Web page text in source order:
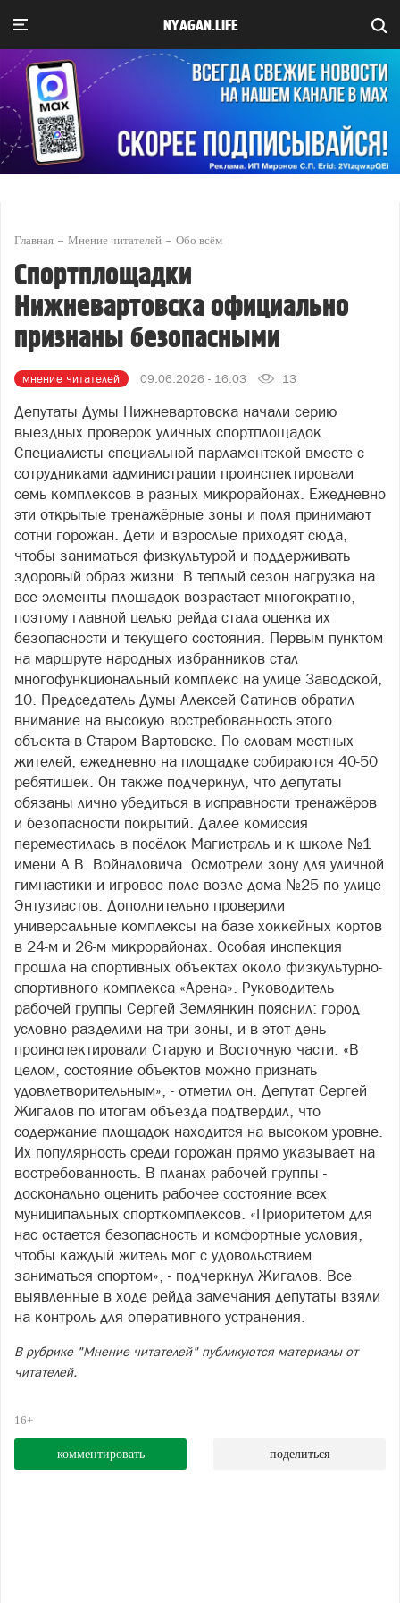
NYAGAN.LIFE
Главная Мнение читателей Обо всём
Спортплощадки
Нижневартовска официально
признаны безопасными
мнение читателей 09.06.2026 - 16:03 13
Депутаты Думы Нижневартовска начали серию
выездных проверок уличных спортплощадок.
Специалисты специальной парламентской вместе с
сотрудниками администрации проинспектировали
семь комплексов в разных микрорайонах. Ежедневно
эти открытые тренажёрные зоны и поля принимают
сотни горожан. Дети и взрослые приходят сюда,
чтобы заниматься физкультурой и поддерживать
здоровый образ жизни. В теплый сезон нагрузка на
все элементы площадок возрастает многократно,
поэтому главной целью рейда стала оценка их
безопасности и текущего состояния. Первым пунктом
на маршруте народных избранников стал
многофункциональный комплекс на улице Заводской,
10. Председатель Думы Алексей Сатинов обратил
внимание на высокую востребованность этого
объекта в Старом Вартовске. По словам местных
жителей, ежедневно на площадке собираются 40-50
ребятишек. Он также подчеркнул, что депутаты
обязаны лично убедиться в исправности тренажёров
и безопасности покрытий. Далее комиссия
переместилась в посёлок Магистраль и к школе №1
имени А.В. Войналовича. Осмотрели зону для уличной
гимнастики и игровое поле возле дома №25 по улице
Энтузиастов. Дополнительно проверили
универсальные комплексы на базе хоккейных кортов
в 24-м и 26-м микрорайонах. Особая инспекция
прошла на спортивных объектах около физкультурно-
спортивного комплекса «Арена». Руководитель
рабочей группы Сергей Землянкин пояснил: город
условно разделили на три зоны, и в этот день
проинспектировали Старую и Восточную части. «В
целом, состояние объектов можно признать
удовлетворительным», - отметил он. Депутат Сергей
Жигалов по итогам объезда подтвердил, что
содержание площадок находится на высоком уровне.
Их популярность среди горожан прямо указывает на
востребованность. В планах рабочей группы -
досконально оценить рабочее состояние всех
муниципальных спорткомплексов. «Приоритетом для
нас остается безопасность и комфортные условия,
чтобы каждый житель мог с удовольствием
заниматься спортом», - подчеркнул Жигалов. Все
выявленные в ходе рейда замечания депутаты взяли
на контроль для оперативного устранения.
В рубрике "Мнение читателей" публикуются материалы от
читателей.
16+
комментировать поделиться